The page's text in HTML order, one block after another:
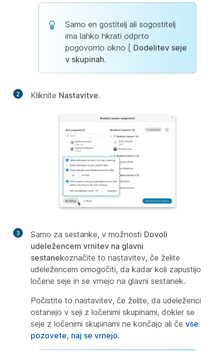
Samo en gostitelj ali sogostitelj
ima lahko hkrati odprto
pogovorno okno [ Dodelitev seje
v skupinah.
2 Kliknite Nastavitve.
3 Samo za sestanke, v možnosti Dovoli
udeležencem vrnitev na glavni
sestanekoznačite to nastavitev, če želite
udeležencem omogočiti, da kadar koli zapustijo
ločene seje in se vrnejo na glavni sestanek.
Počistite to nastavitev, če želite, da udeleženci
ostanejo v seji z ločenimi skupinami, dokler se
seje z ločenimi skupinami ne končajo ali če vse
pozovete, naj se vrnejo.